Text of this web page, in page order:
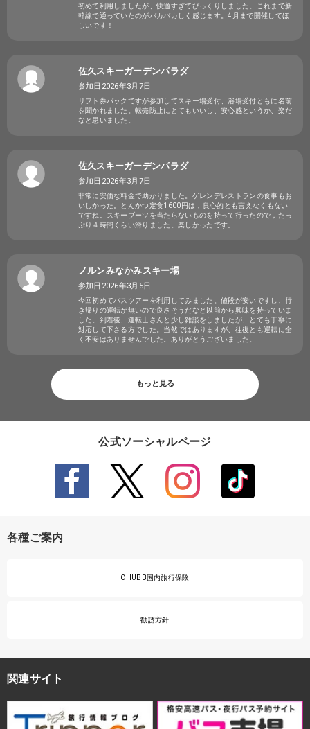
初めて利用しましたが、快適すぎてびっくりしました。これまで新
幹線で通っていたのがバカバカしく感じます。4月まで開催してほ
しいです！
佐久スキーガーデンパラダ
参加日2026年3月7日
リフト券パックですが参加してスキー場受付、浴場受付ともに名前
を聞かれました。転売防止にとてもいいし、安心感というか、楽だ
なと思いました。
佐久スキーガーデンパラダ
参加日2026年3月7日
非常に安価な料金で助かりました。ゲレンデレストランの食事もお
いしかった。とんかつ定食1600円は，良心的とも言えなくもない
ですね。スキーブーツを当たらないものを持って行ったので，たっ
ぷり４時間くらい滑りました。楽しかったです。
ノルンみなかみスキー場
参加日2026年3月5日
今回初めてバスツアーを利用してみました。値段が安いですし、行
き帰りの運転が無いので良さそうだなと以前から興味を持っていま
した。到着後、運転士さんと少し雑談をしましたが、とても丁寧に
対応して下さる方でした。当然ではありますが、往復とも運転に全
く不安はありませんでした。ありがとうございました。
もっと見る
公式ソーシャルページ
各種ご案内
CHUBB国内旅行保険
勧誘方針
関連サイト